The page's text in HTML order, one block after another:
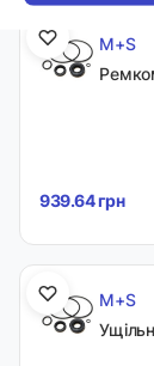
M+S
939.64 грн
M+S